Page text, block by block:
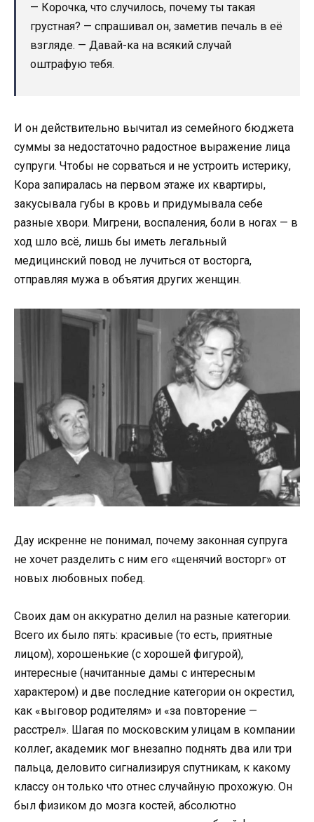
— Корочка, что случилось, почему ты такая
грустная? — спрашивал он, заметив печаль в её
взгляде. — Давай-ка на всякий случай
оштрафую тебя.
И он действительно вычитал из семейного бюджета
суммы за недостаточно радостное выражение лица
супруги. Чтобы не сорваться и не устроить истерику,
Кора запиралась на первом этаже их квартиры,
закусывала губы в кровь и придумывала себе
разные хвори. Мигрени, воспаления, боли в ногах — в
ход шло всё, лишь бы иметь легальный
медицинский повод не лучиться от восторга,
отправляя мужа в объятия других женщин.
Дау искренне не понимал, почему законная супруга
не хочет разделить с ним его «щенячий восторг» от
новых любовных побед.
Своих дам он аккуратно делил на разные категории.
Всего их было пять: красивые (то есть, приятные
лицом), хорошенькие (с хорошей фигурой),
интересные (начитанные дамы с интересным
характером) и две последние категории он окрестил,
как «выговор родителям» и «за повторение —
расстрел». Шагая по московским улицам в компании
коллег, академик мог внезапно поднять два или три
пальца, деловито сигнализируя спутникам, к какому
классу он только что отнес случайную прохожую. Он
был физиком до мозга костей, абсолютно